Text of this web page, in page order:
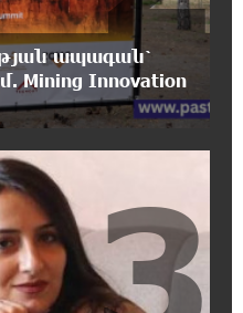
է Լիբանանում
հրամանատարական կետերի
ու «ՌԲ Լայպցիգը»
են եկել Յան Դիոմանդեի
ուսանողներին
չունեցող
ապագան՝
Mining Innovation
3